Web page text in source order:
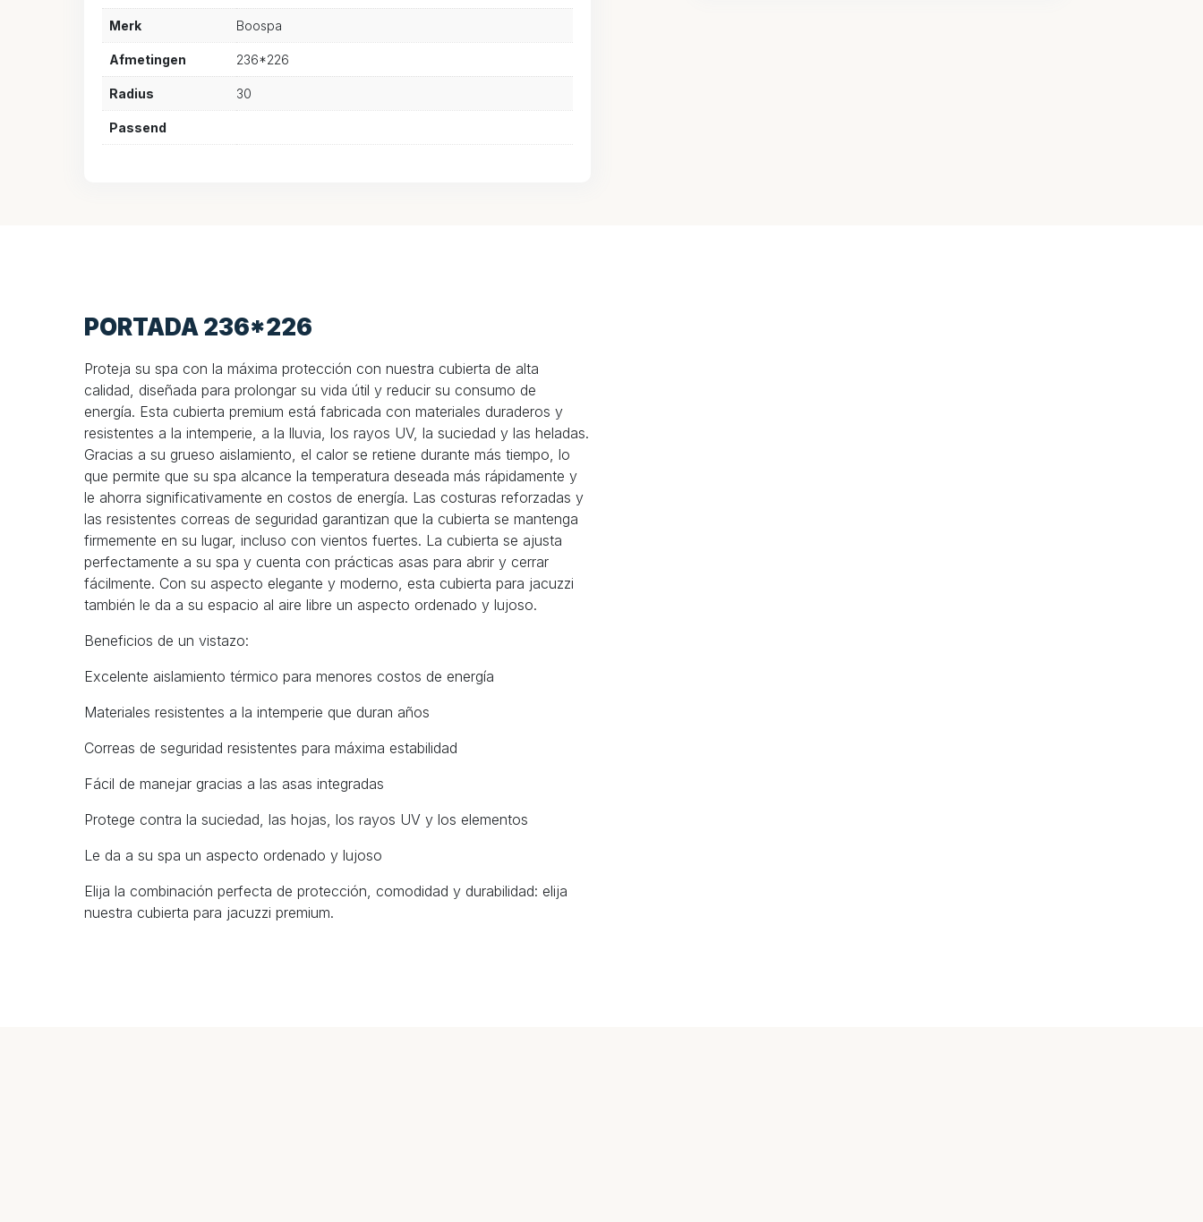
Merk Boospa
Afmetingen 236*226
Radius 30
Passend
PORTADA 236*226
Proteja su spa con la máxima protección con nuestra cubierta de alta
calidad, diseñada para prolongar su vida útil y reducir su consumo de
energía. Esta cubierta premium está fabricada con materiales duraderos y
resistentes a la intemperie, a la lluvia, los rayos UV, la suciedad y las heladas.
Gracias a su grueso aislamiento, el calor se retiene durante más tiempo, lo
que permite que su spa alcance la temperatura deseada más rápidamente y
le ahorra significativamente en costos de energía. Las costuras reforzadas y
las resistentes correas de seguridad garantizan que la cubierta se mantenga
firmemente en su lugar, incluso con vientos fuertes. La cubierta se ajusta
perfectamente a su spa y cuenta con prácticas asas para abrir y cerrar
fácilmente. Con su aspecto elegante y moderno, esta cubierta para jacuzzi
también le da a su espacio al aire libre un aspecto ordenado y lujoso.
Beneficios de un vistazo:
Excelente aislamiento térmico para menores costos de energía
Materiales resistentes a la intemperie que duran años
Correas de seguridad resistentes para máxima estabilidad
Fácil de manejar gracias a las asas integradas
Protege contra la suciedad, las hojas, los rayos UV y los elementos
Le da a su spa un aspecto ordenado y lujoso
Elija la combinación perfecta de protección, comodidad y durabilidad: elija
nuestra cubierta para jacuzzi premium.